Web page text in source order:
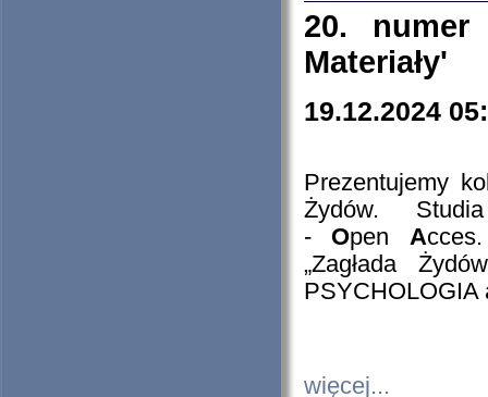
20. numer
Materiały'
19.12.2024
Prezentujemy
Żydów.
- Open A
„Zagłada
PSYCHOLOGIA
więcej...